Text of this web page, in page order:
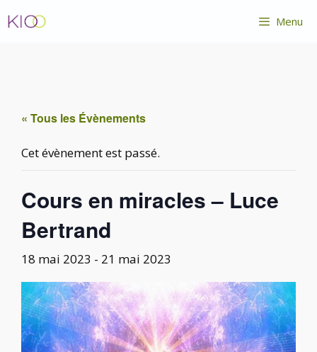
au
Menu
« Tous les Évènements
Cet évènement est passé.
Cours en miracles – Luce
Bertrand
18 mai 2023 - 21 mai 2023